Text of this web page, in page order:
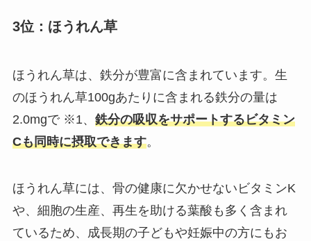
3位：ほうれん草
ほうれん草は、鉄分が豊富に含まれています。生
のほうれん草100gあたりに含まれる鉄分の量は
2.0mgで ※1、 鉄分の吸収をサポートするビタミン
Cも同時に摂取できます。
ほうれん草には、骨の健康に欠かせないビタミンK
や、細胞の生産、再生を助ける葉酸も多く含まれ
ているため、成長期の子どもや妊娠中の方にもお